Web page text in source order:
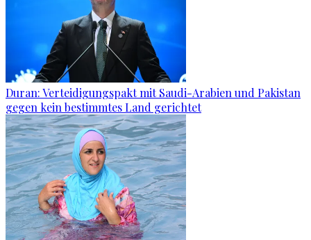
Duran: Verteidigungspakt mit Saudi-Arabien und Pakistan
gegen kein bestimmtes Land gerichtet